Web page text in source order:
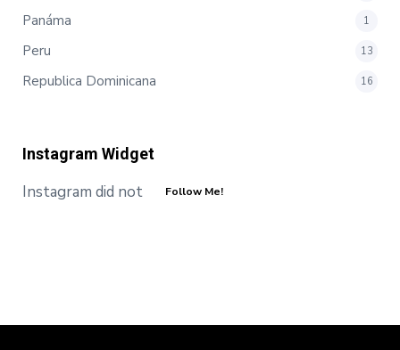
Panáma 1
Peru 13
Republica Dominicana 16
Instagram Widget
Instagram did not return a 200.
Follow Me!